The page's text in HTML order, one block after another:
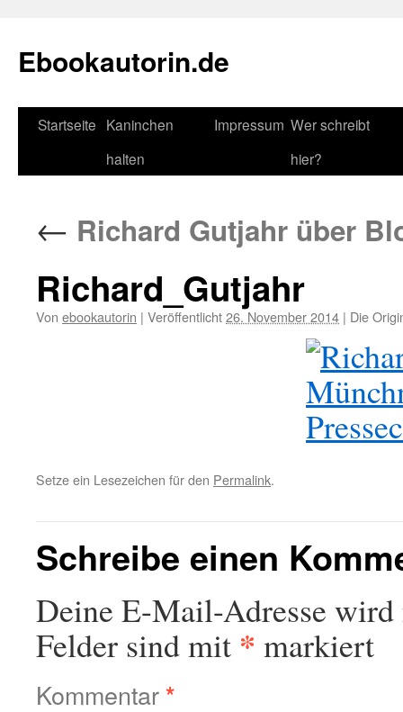
springen
Ebookautorin.de
Startseite Kaninchen
halten
Impressum Wer schreibt
hier?
← Richard Gutjahr über
Richard_Gutjahr
Von ebookautorin | Veröffentlicht26. November 2014 | Die
Setze ein Lesezeichen für den Permalink.
Schreibe einen
Deine E-Mail-Adresse
Felder sind mit * markiert
Kommentar*